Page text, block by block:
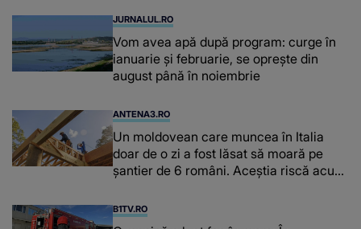
JURNALUL.RO
Vom avea apă după program: curge în
ianuarie și februarie, se oprește din
august până în noiembrie
ANTENA3.RO
Un moldovean care muncea în Italia
doar de o zi a fost lăsat să moară pe
şantier de 6 români. Aceștia riscă acum
B1TV.RO